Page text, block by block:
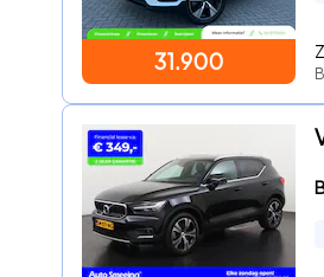
31.900